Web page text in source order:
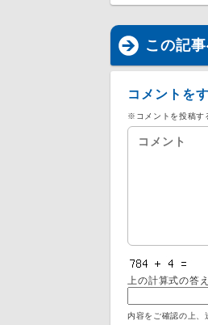
この記
コメントを
※コメントを投稿す
上の計算式の答
内容をご確認の上、